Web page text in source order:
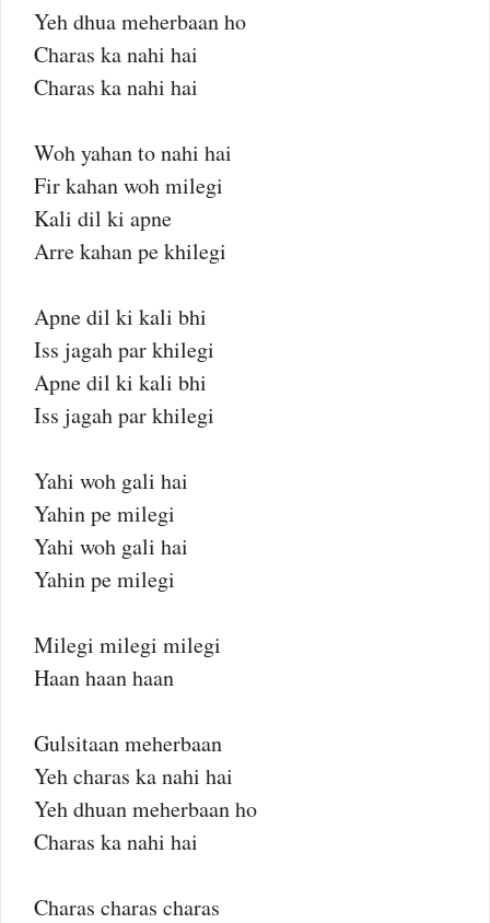
Yeh dhua meherbaan ho
Charas ka nahi hai
Charas ka nahi hai
Woh yahan to nahi hai
Fir kahan woh milegi
Kali dil ki apne
Arre kahan pe khilegi
Apne dil ki kali bhi
Iss jagah par khilegi
Apne dil ki kali bhi
Iss jagah par khilegi
Yahi woh gali hai
Yahin pe milegi
Yahi woh gali hai
Yahin pe milegi
Milegi milegi milegi
Haan haan haan
Gulsitaan meherbaan
Yeh charas ka nahi hai
Yeh dhuan meherbaan ho
Charas ka nahi hai
Charas charas charas